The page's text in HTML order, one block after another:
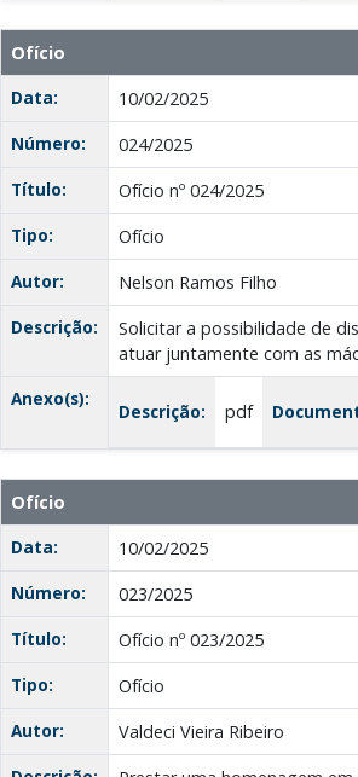
Ofício
Data:
10/02/2025
Número:
024/2025
Título:
Ofício nº 024/2025
Tipo:
Ofício
Autor:
Nelson Ramos Filho
Descrição:
Solicitar a possibilidade de
atuar juntamente com as
Anexo(s):
Descrição: pdf
Ofício
Data:
10/02/2025
Número:
023/2025
Título:
Ofício nº 023/2025
Tipo:
Ofício
Autor:
Valdeci Vieira Ribeiro